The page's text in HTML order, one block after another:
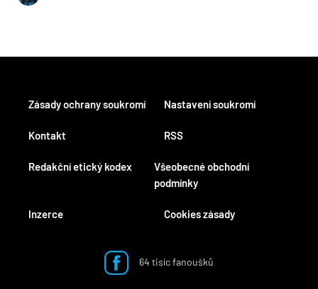
Kontakt
Redakční etický kodex
Inzerce
RSS
Všeobecné obchodní
podmínky
Cookies zásady
Zásady ochrany soukromí Nastavení soukromí
64 tisíc fanoušků